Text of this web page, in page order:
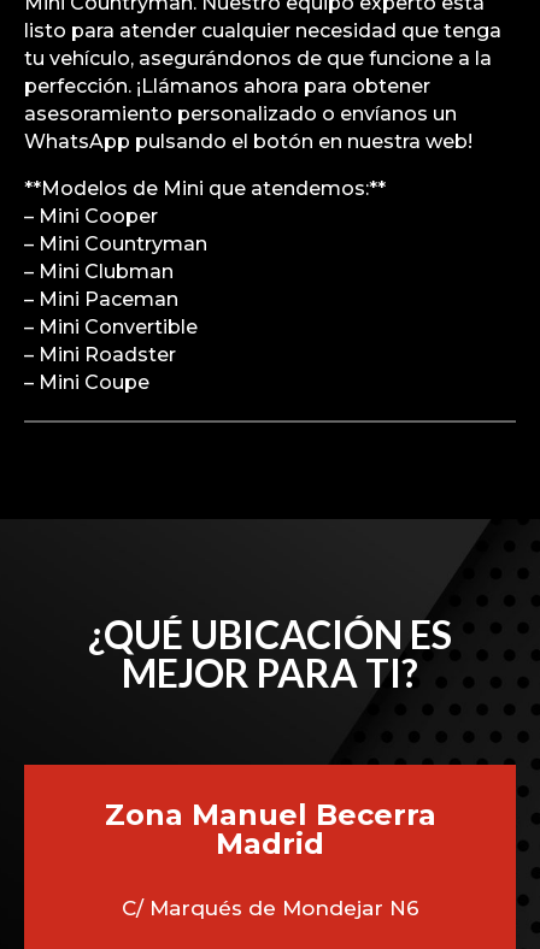
listo para atender cualquier necesidad que tenga
tu vehículo, asegurándonos de que funcione a la
perfección. ¡Llámanos ahora para obtener
asesoramiento personalizado o envíanos un
WhatsApp pulsando el botón en nuestra web!
**Modelos de Mini que atendemos:**
– Mini Cooper
– Mini Countryman
– Mini Clubman
– Mini Paceman
– Mini Convertible
– Mini Roadster
– Mini Coupe
¿QUÉ UBICACIÓN ES
MEJOR PARA TI?
Zona Manuel Becerra
Madrid
C/ Marqués de Mondejar N6